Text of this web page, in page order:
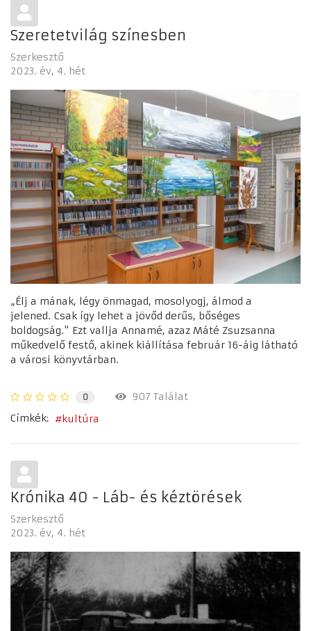
Szeretetvilág színesben
Szerkesztő
2023. év 4. hét
„Élj a mának, légy önmagad, mosolyogj, álmod a
jelened. Csak így lehet a jövőd derűs, bőséges
boldogság." Ezt vallja Annamé, azaz Máté Zsuzsanna
műkedvelő festő, akinek kiállítása február 16-áig látható
a városi könyvtárban.
0
907 Találat
Címkék:
kultúra
Krónika 40 - Láb- és kéztörések
Szerkesztő
2023. év 4. hét